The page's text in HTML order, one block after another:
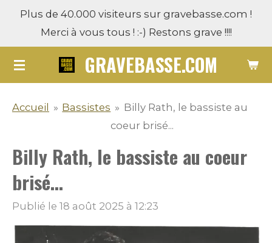
Passer
contenu
principal
GRAVEBASSE.COM
Plus de 40.000 visiteurs sur gravebasse.com !
Merci à vous tous ! :-) Restons grave !!!!
Accueil » Bassistes » Billy Rath, le bassiste au
coeur brisé...
Billy Rath, le bassiste au coeur
brisé...
Publié le 18 août 2025 à 12:23